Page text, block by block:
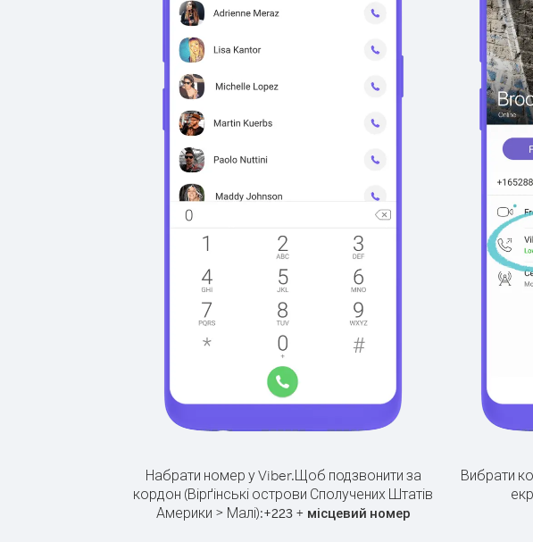
Набрати номер у Viber.Щоб подзвонити за
кордон (Вірґінські острови Сполучених Штатів
Америки > Малі):+223+ місцевий номер
Вибрати